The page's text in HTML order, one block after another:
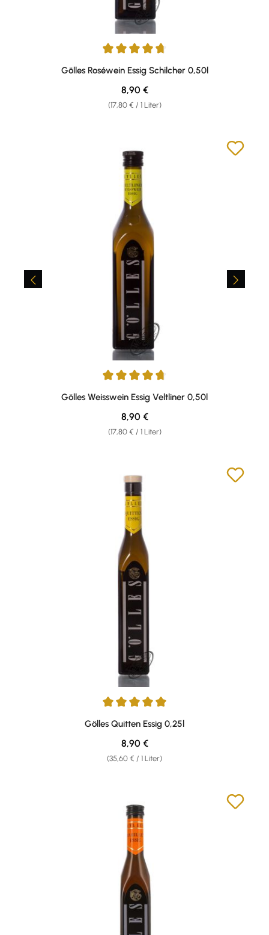
Durchschnittliche Bewertung von 4.64 von 5 Sternen
Gölles Roséwein Essig Schilcher 0,50l
(17,80 € / 1 Liter)
Regulärer Preis:
8,90 €
Durchschnittliche Bewertung von 4.77 von 5 Sternen
Gölles Weisswein Essig Veltliner 0,50l
(17,80 € / 1 Liter)
Regulärer Preis:
8,90 €
Durchschnittliche Bewertung von 5 von 5 Sternen
Gölles Quitten Essig 0,25l
(35,60 € / 1 Liter)
Regulärer Preis:
8,90 €